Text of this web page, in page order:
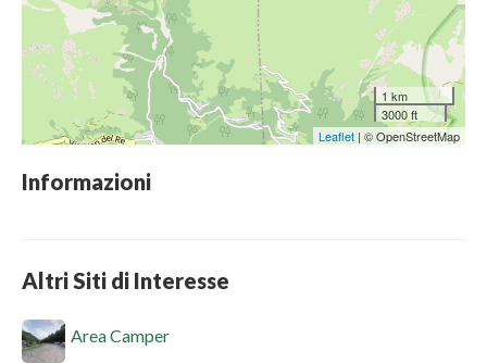
1 km
3000 ft
Leaflet | © OpenStreetMap
Informazioni
Altri Siti di Interesse
Area Camper